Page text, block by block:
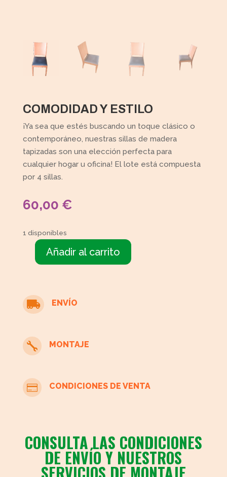
COMODIDAD Y ESTILO
¡Ya sea que estés buscando un toque clásico o
contemporáneo, nuestras sillas de madera
tapizadas son una elección perfecta para
cualquier hogar u oficina! El lote está compuesta
por 4 sillas.
60,00 €
1 disponibles
madera
de
Añadir al carrito
 ENVÍO
 MONTAJE
 CONDICIONES DE VENTA
CONSULTA LAS CONDICIONES
DE ENVÍO Y NUESTROS